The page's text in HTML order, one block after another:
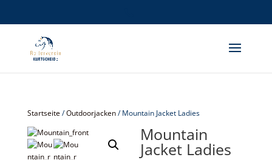
Startseite/Outdoorjacken/ Mountain Jacket Ladies
Mountain
Jacket Ladies